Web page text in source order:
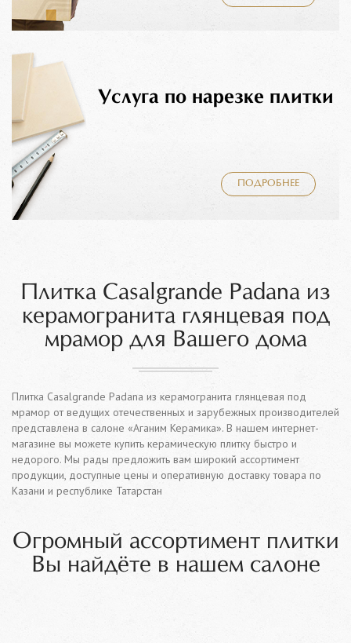
Услуга по нарезке плитки
ПОДРОБНЕЕ
Плитка Casalgrande Padana из
керамогранита глянцевая под
мрамор для Вашего дома
Плитка Casalgrande Padana из керамогранита глянцевая под
мрамор от ведущих отечественных и зарубежных производителей
представлена в салоне «Аганим Керамика». В нашем интернет-
магазине вы можете купить керамическую плитку быстро и
недорого. Мы рады предложить вам широкий ассортимент
продукции, доступные цены и оперативную доставку товара по
Казани и республике Татарстан
Огромный ассортимент плитки
Вы найдёте в нашем салоне